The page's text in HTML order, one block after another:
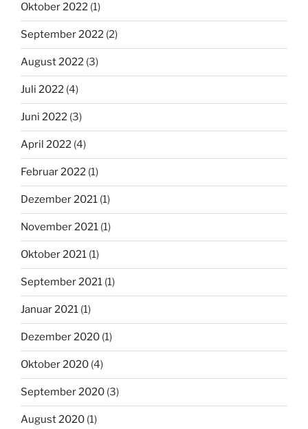
Oktober 2022 (1)
September 2022 (2)
August 2022 (3)
Juli 2022 (4)
Juni 2022 (3)
April 2022 (4)
Februar 2022 (1)
Dezember 2021 (1)
November 2021 (1)
Oktober 2021 (1)
September 2021 (1)
Januar 2021 (1)
Dezember 2020 (1)
Oktober 2020 (4)
September 2020 (3)
August 2020 (1)